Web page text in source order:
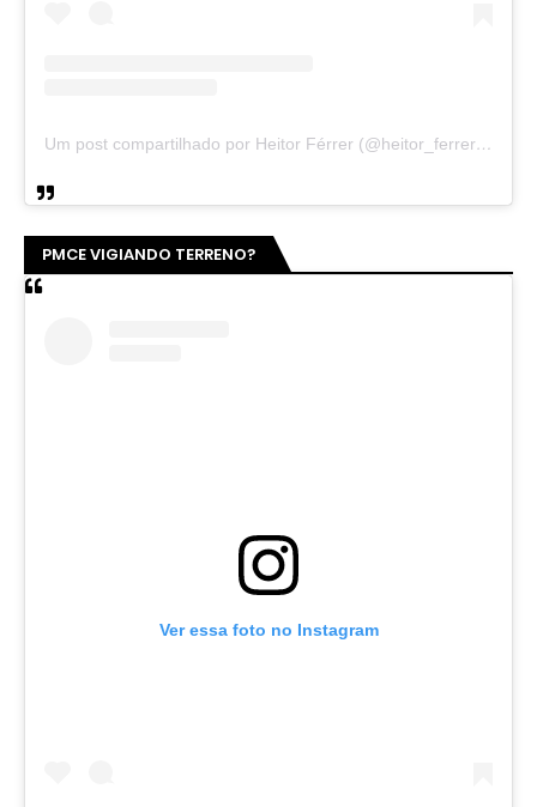
Um post compartilhado por Heitor Férrer (@heitor_ferrer77)
PMCE VIGIANDO TERRENO?
Ver essa foto no Instagram